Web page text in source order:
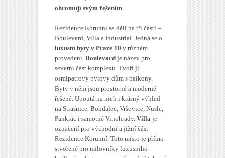
ohromují svým řešením
Rezidence Korunní se dělí na tři části –
Boulevard, Villa a Industrial. Jedná se o
luxusní byty v Praze 10 v různém
provedení. Boulevard je název pro
severní část komplexu. Tvoří ji
osmipatrový bytový dům s balkony.
Byty v něm jsou prostorné a moderně
řešené. Upoutá na nich i krásný výhled
na Strašnice, Bohdalec, Vršovice, Nusle,
Pankrác i samotné Vinohrady. Villa je
označení pro východní a jižní část
Rezidence Korunní. Toto místo je přímo
stvořené pro milovníky luxusního